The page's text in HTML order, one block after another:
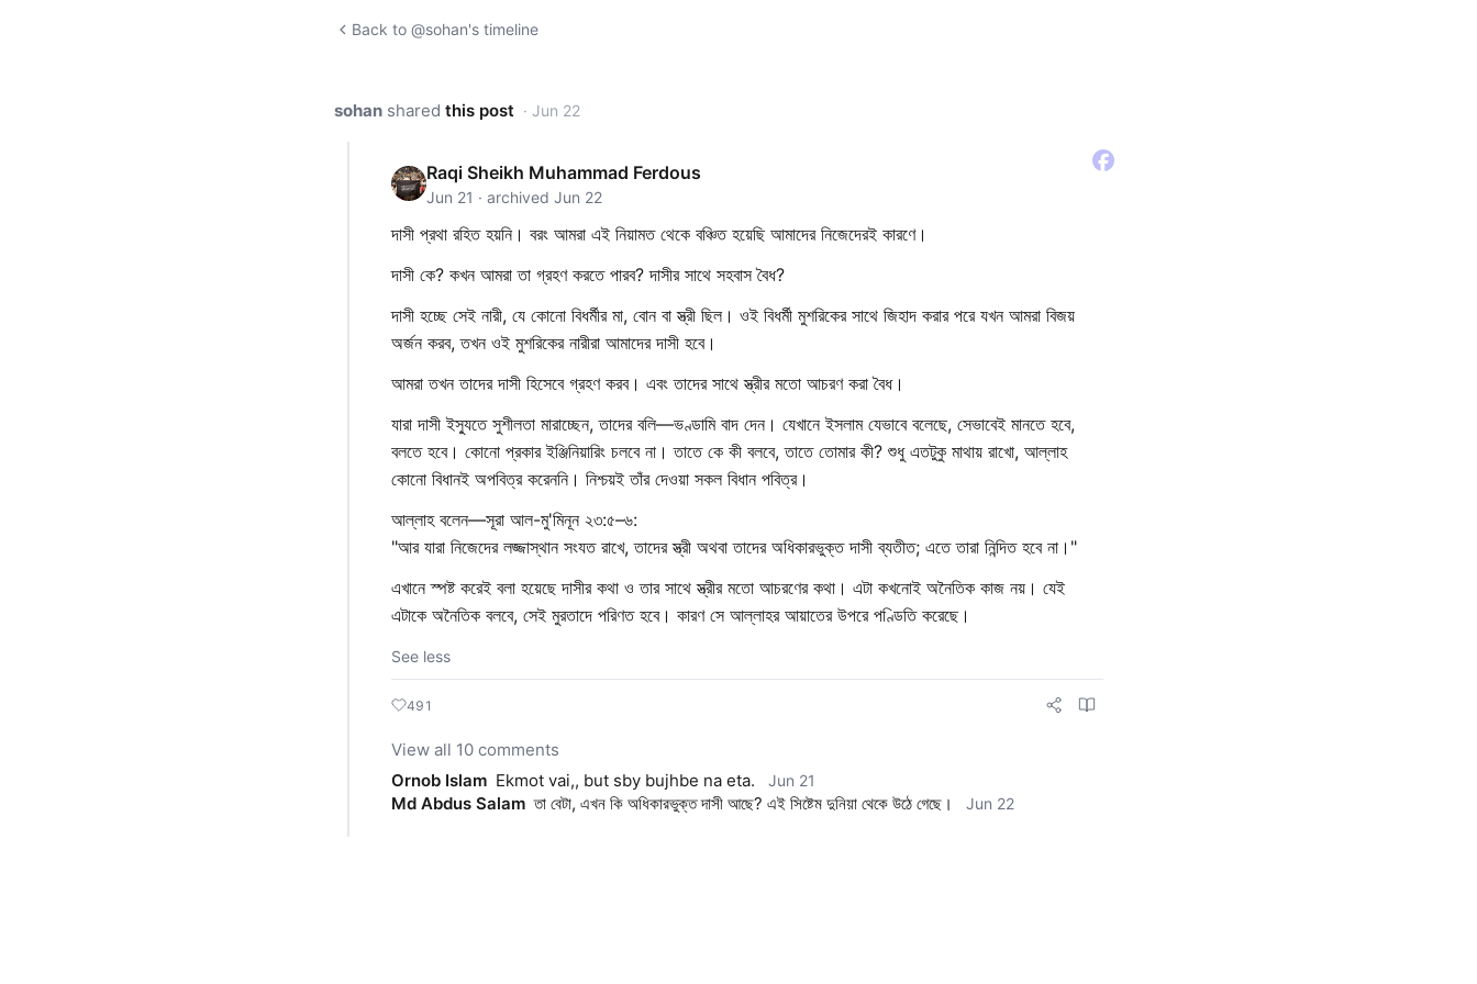
Back to @sohan's timeline
sohan shared this post · Jun 22
Raqi Sheikh Muhammad Ferdous
Jun 21 · archived Jun 22
দাসী প্রথা রহিত হয়নি। বরং আমরা এই নিয়ামত থেকে বঞ্চিত হয়েছি আমাদের নিজেদেরই কারণে।
দাসী কে? কখন আমরা তা গ্রহণ করতে পারব? দাসীর সাথে সহবাস বৈধ?
দাসী হচ্ছে সেই নারী, যে কোনো বিধর্মীর মা, বোন বা স্ত্রী ছিল। ওই বিধর্মী মুশরিকের সাথে জিহাদ করার পরে যখন আমরা বিজয়
অর্জন করব, তখন ওই মুশরিকের নারীরা আমাদের দাসী হবে।
আমরা তখন তাদের দাসী হিসেবে গ্রহণ করব। এবং তাদের সাথে স্ত্রীর মতো আচরণ করা বৈধ।
যারা দাসী ইস্যুতে সুশীলতা মারাচ্ছেন, তাদের বলি—ভণ্ডামি বাদ দেন। যেখানে ইসলাম যেভাবে বলেছে, সেভাবেই মানতে হবে,
বলতে হবে। কোনো প্রকার ইঞ্জিনিয়ারিং চলবে না। তাতে কে কী বলবে, তাতে তোমার কী? শুধু এতটুকু মাথায় রাখো, আল্লাহ
কোনো বিধানই অপবিত্র করেননি। নিশ্চয়ই তাঁর দেওয়া সকল বিধান পবিত্র।
আল্লাহ বলেন—সূরা আল-মু'মিনূন ২৩:৫–৬:
"আর যারা নিজেদের লজ্জাস্থান সংযত রাখে, তাদের স্ত্রী অথবা তাদের অধিকারভুক্ত দাসী ব্যতীত; এতে তারা নিন্দিত হবে না।"
এখানে স্পষ্ট করেই বলা হয়েছে দাসীর কথা ও তার সাথে স্ত্রীর মতো আচরণের কথা। এটা কখনোই অনৈতিক কাজ নয়। যেই
এটাকে অনৈতিক বলবে, সেই মুরতাদে পরিণত হবে। কারণ সে আল্লাহর আয়াতের উপরে পণ্ডিতি করেছে।
See less
491
View all 10 comments
Ornob Islam Ekmot vai,, but sby bujhbe na eta. Jun 21
Md Abdus Salam তা বেটা, এখন কি অধিকারভুক্ত দাসী আছে? এই সিষ্টেম দুনিয়া থেকে উঠে গেছে। Jun 22